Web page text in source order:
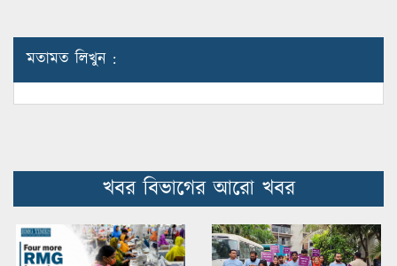
মতামত লিখুন :
খবর বিভাগের আরো খবর